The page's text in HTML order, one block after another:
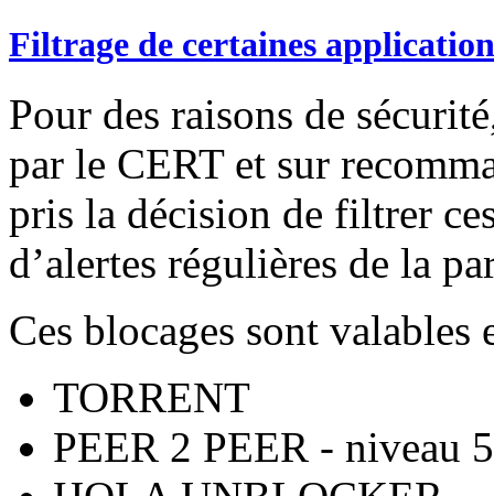
Filtrage de certaines
Pour des raisons de
par le CERT et sur
pris la décision de filtrer
d’alertes régulières de la
Ces blocages sont
TORRENT
PEER 2 PEER - niveau 5